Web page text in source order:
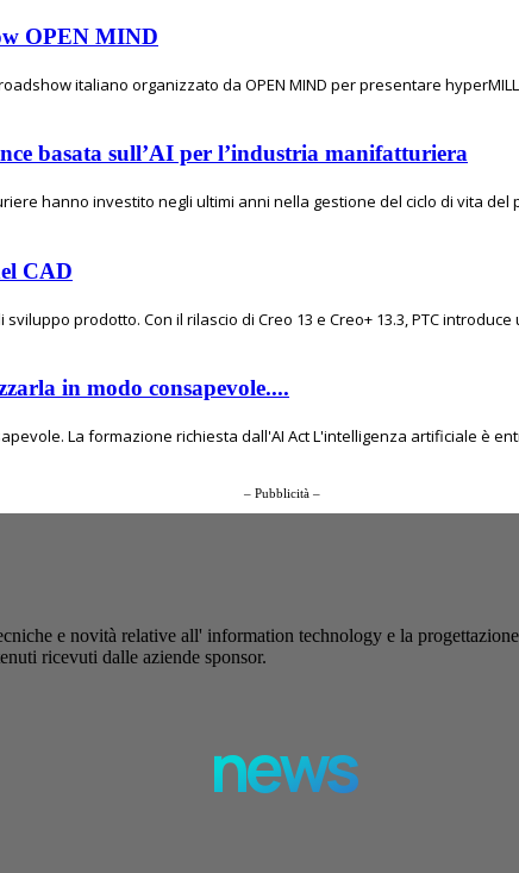
OPEN MIND
italiano organizzato da OPEN MIND per presentare hyperMILL
basata sull’AI per l’industria manifatturiera
hanno investito negli ultimi anni nella gestione del ciclo di vita del
CAD
prodotto. Con il rilascio di Creo 13 e Creo+ 13.3, PTC introduce
in modo consapevole....
La formazione richiesta dall'AI Act L'intelligenza artificiale è
– Pubblicità –
e novità relative all' information technology e la
ricevuti dalle aziende sponsor.
news